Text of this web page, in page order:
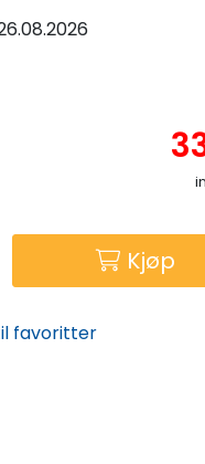
Kjøp
favoritter